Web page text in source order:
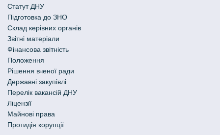
Статут ДНУ
Підготовка до ЗНО
Склад керівних органів
Звітні матеріали
Фінансова звітність
Положення
Рішення вченої ради
Державні закупівлі
Перелік вакансій ДНУ
Ліцензії
Майнові права
Протидія корупції